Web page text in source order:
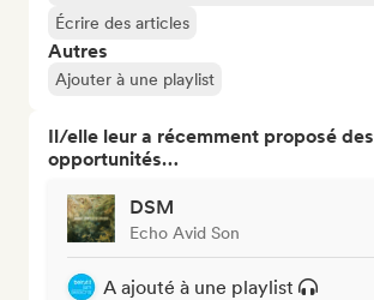
Écrire des articles
Autres
Ajouter à une playlist
Il/elle leur a récemment proposé des
opportunités…
DSM
Echo Avid Son
A ajouté à une playlist